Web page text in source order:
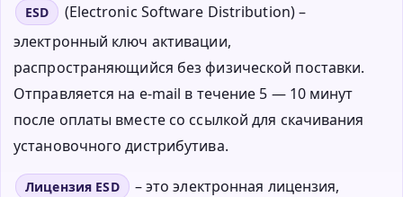
ESD
(Electronic Software Distribution) –
электронный ключ активации,
распространяющийся без физической поставки.
Отправляется на e-mail в течение 5 — 10 минут
после оплаты вместе со ссылкой для скачивания
установочного дистрибутива.
Лицензия ESD
– это электронная лицензия,